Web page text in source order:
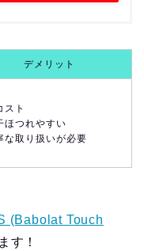
デメリット
スト
ほつれやすい
な取り扱いが必要
(Babolat Touch
す！